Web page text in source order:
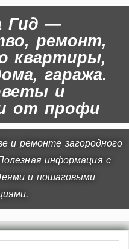
Гид —
ремонт,
квартиры,
гаража.
и
от профи
и ремонте загородного
информация с
и пошаговыми